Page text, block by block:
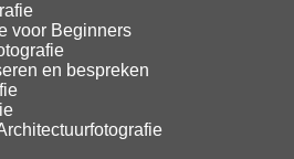
voor Beginners
en bespreken